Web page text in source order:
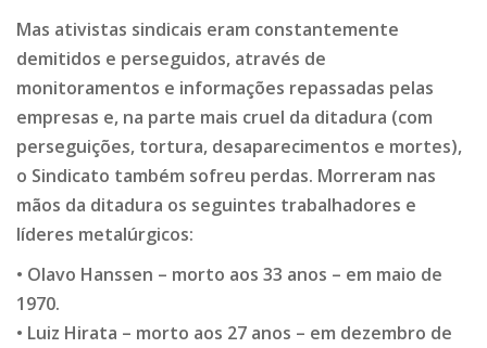
Mas ativistas sindicais eram constantemente
demitidos e perseguidos, através de
monitoramentos e informações repassadas pelas
empresas e, na parte mais cruel da ditadura (com
perseguições, tortura, desaparecimentos e mortes),
o Sindicato também sofreu perdas. Morreram nas
mãos da ditadura os seguintes trabalhadores e
líderes metalúrgicos:
• Olavo Hanssen – morto aos 33 anos – em maio de
1970.
• Luiz Hirata – morto aos 27 anos – em dezembro de